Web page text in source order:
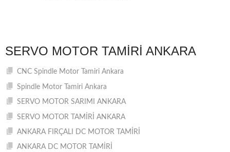
SERVO MOTOR TAMIRI ANKARA
CNC Spindle Motor Tamiri Ankara
Spindle Motor Tamiri Ankara
SERVO MOTOR SARIMI ANKARA
SERVO MOTOR TAMİRİ ANKARA
ANKARA FIRÇALI DC MOTOR TAMİRİ
ANKARA DC MOTOR TAMİRİ